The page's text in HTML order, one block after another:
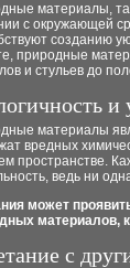
материалы,
с окружающей
созданию
природные
и стульев до
и
материалы
вредных
пространстве.
ведь ни
может
материалов,
с